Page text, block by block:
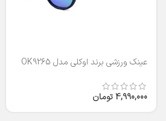
عینک ورزشی برند اوکلی مدل OK9265
4,990,000 تومان